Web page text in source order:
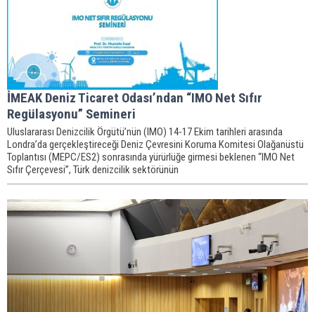
İMEAK Deniz Ticaret Odası’ndan “IMO Net Sıfır
Regülasyonu” Semineri
Uluslararası Denizcilik Örgütü’nün (IMO) 14-17 Ekim tarihleri arasında
Londra’da gerçekleştireceği Deniz Çevresini Koruma Komitesi Olağanüstü
Toplantısı (MEPC/ES2) sonrasında yürürlüğe girmesi beklenen “IMO Net
Sıfır Çerçevesi”, Türk denizcilik sektörünün